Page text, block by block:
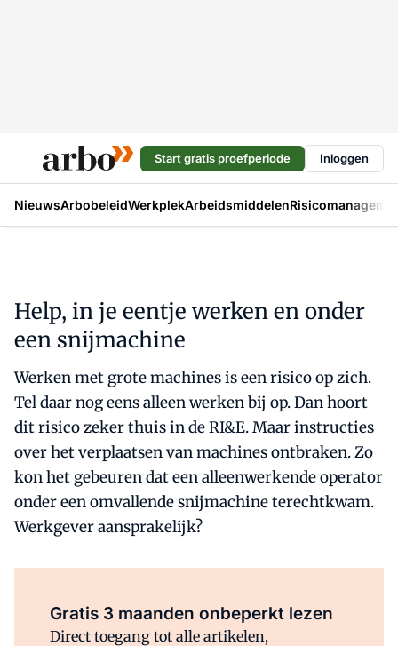
Start gratis proefperiode Inloggen
NieuwsArbobeleidWerkplekArbeidsmiddelen
Help, in je eentje werken en onder
een snijmachine
Werken met grote machines is een risico op zich.
Tel daar nog eens alleen werken bij op. Dan hoort
dit risico zeker thuis in de RI&E. Maar instructies
over het verplaatsen van machines ontbraken. Zo
kon het gebeuren dat een alleenwerkende operator
onder een omvallende snijmachine terechtkwam.
Werkgever aansprakelijk?
Gratis 3 maanden onbeperkt lezen
Direct toegang tot alle artikelen,